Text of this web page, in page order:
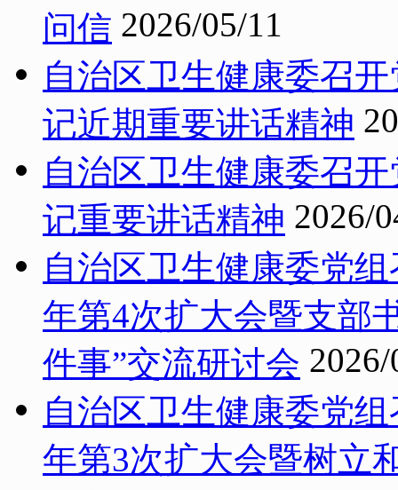
问信 2026/05/11
自治区卫生健康委召
记近期重要讲话精神
自治区卫生健康委召
记重要讲话精神 2026/
自治区卫生健康委党
年第4次扩大会暨支部
件事”交流研讨会
自治区卫生健康委党
年第3次扩大会暨树立